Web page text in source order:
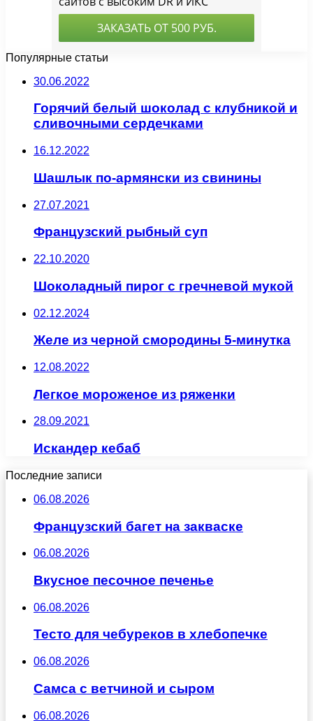
Популярные статьи
30.06.2022
Горячий белый шоколад с клубникой и
сливочными сердечками
16.12.2022
Шашлык по-армянски из свинины
27.07.2021
Французский рыбный суп
22.10.2020
Шоколадный пирог с гречневой мукой
02.12.2024
Желе из черной смородины 5-минутка
12.08.2022
Легкое мороженое из ряженки
28.09.2021
Искандер кебаб
Последние записи
06.08.2026
Французский багет на закваске
06.08.2026
Вкусное песочное печенье
06.08.2026
Тесто для чебуреков в хлебопечке
06.08.2026
Самса с ветчиной и сыром
06.08.2026